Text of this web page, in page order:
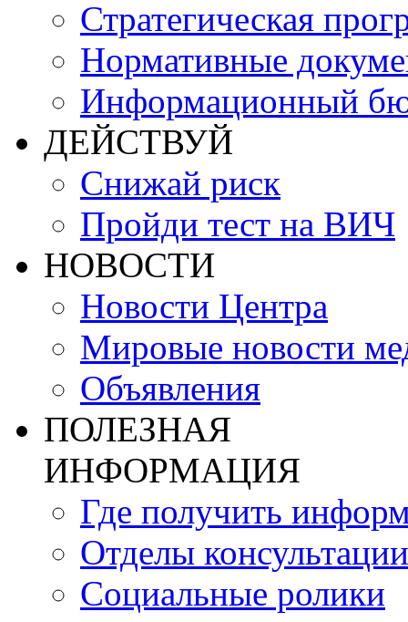
Стратегическая
Нормативные
Информационный
ДЕЙСТВУЙ
Снижай риск
Пройди тест на ВИЧ
НОВОСТИ
Новости Центра
Мировые новости
Объявления
ПОЛЕЗНАЯ
ИНФОРМАЦИЯ
Где получить
Отделы консультации
Социальные ролики